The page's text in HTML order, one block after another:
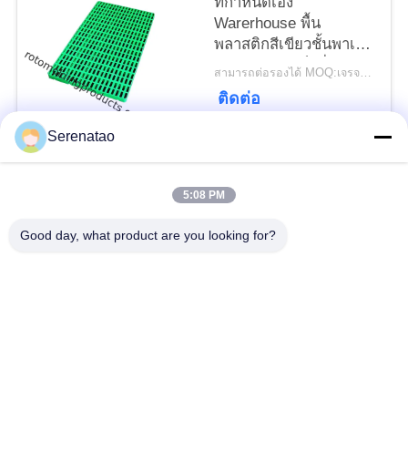
Warerhouse พื้น
พลาสติกสีเขียวชั้นพาเลท
สำหรับตู้แช่แข็งที่
สามารถต่อรองได้ MOQ:เจรจาต่อรอง
ติดต่อ
หมวดหมู่ยอดนิยม
ผลิตภัณฑ์
รถบรรทุกตู้โพลี
Serenatao
5:08 PM
Good day, what product are you looking for?